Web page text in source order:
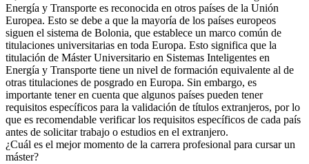
Energía y Transporte es reconocida en otros países de la Unión
Europea. Esto se debe a que la mayoría de los países europeos
siguen el sistema de Bolonia, que establece un marco común de
titulaciones universitarias en toda Europa. Esto significa que la
titulación de Máster Universitario en Sistemas Inteligentes en
Energía y Transporte tiene un nivel de formación equivalente al de
otras titulaciones de posgrado en Europa. Sin embargo, es
importante tener en cuenta que algunos países pueden tener
requisitos específicos para la validación de títulos extranjeros, por lo
que es recomendable verificar los requisitos específicos de cada país
antes de solicitar trabajo o estudios en el extranjero.
¿Cuál es el mejor momento de la carrera profesional para cursar un
máster?